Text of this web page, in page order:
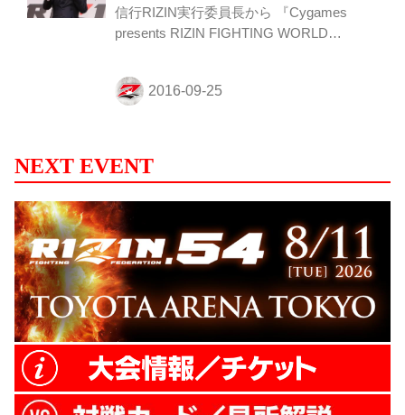
信行RIZIN実行委員長から 『Cygames
presents RIZIN FIGHTING WORLD
ト』 の特別協賛が発表された。 榊原実行
委員長は 「RIZINができてから約1年が経ち
した。そして今回新たなパートナーを迎い
入れることになりました。今回の大会から
特別協賛として全面的にバックアップをい
ただきます。今、日本でもっとも勢いのあ
るスマートフォンゲームの会社、Cygames
さんです。こうやって皆さんに紹介でき
る...
NEXT EVENT